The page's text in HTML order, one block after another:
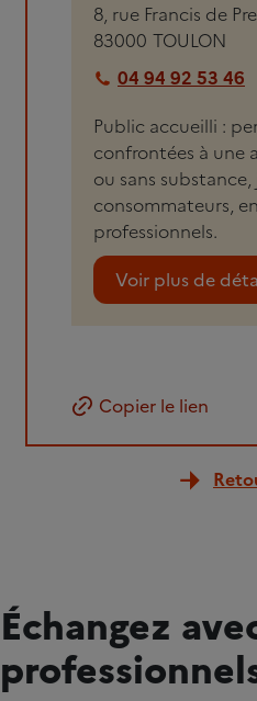
8, rue Francis de
83000 TOULON
04 94 92 53 46
Public accueilli :
confrontées à une
ou sans substance,
consommateurs,
professionnels.
Voir plus de
Copier le lien
Échangez